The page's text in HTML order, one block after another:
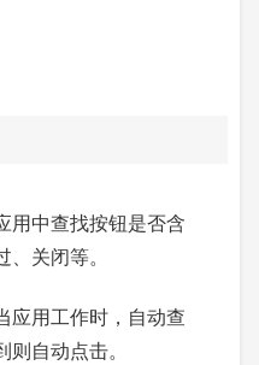
用中查找按钮是否含
关闭等。
应用工作时，自动查
自动点击。